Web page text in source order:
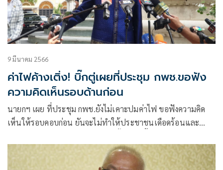
9 มีนาคม 2566
ค่าไฟค้างเติ่ง! บิ๊กตู่เผยที่ประชุม กพช.ขอฟัง
ความคิดเห็นรอบด้านก่อน
นายกฯ เผย ที่ประชุม กพช.ยังไม่เคาะปมค่าไฟ ขอฟังความคิด
เห็นให้รอบคอบก่อน ยันจะไม่ทำให้ประชาชนเดือดร้อนและ
อสม.พรรคร่วมเป็นคนเสนอ